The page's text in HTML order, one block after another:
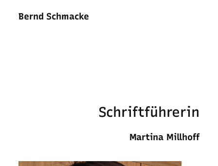
Bernd Schmacke
Schriftführerin
Martina Millhoff